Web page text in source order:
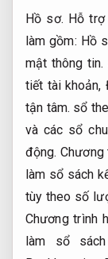
Hồ sơ. Hỗ
làm gồm: Hồ
mật thông tin.
tiết tài khoản,
tận tâm. sổ
và các sổ
động.Chương
làm sổ sách
tùy theo số
Chương trình
làm sổ